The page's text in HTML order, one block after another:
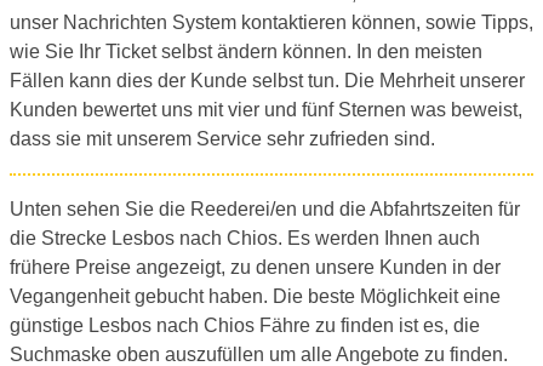
unser Nachrichten System kontaktieren können, sowie Tipps,
wie Sie Ihr Ticket selbst ändern können. In den meisten
Fällen kann dies der Kunde selbst tun. Die Mehrheit unserer
Kunden bewertet uns mit vier und fünf Sternen was beweist,
dass sie mit unserem Service sehr zufrieden sind.
Unten sehen Sie die Reederei/en und die Abfahrtszeiten für
die Strecke Lesbos nach Chios. Es werden Ihnen auch
frühere Preise angezeigt, zu denen unsere Kunden in der
Vegangenheit gebucht haben. Die beste Möglichkeit eine
günstige Lesbos nach Chios Fähre zu finden ist es, die
Suchmaske oben auszufüllen um alle Angebote zu finden.